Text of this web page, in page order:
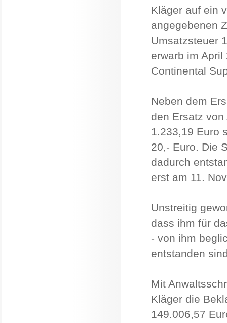
Kläger auf ein
angegebenen
Umsatzsteuer
erwarb im
Continental
Neben dem
den Ersatz
1.233,19 Euro
20,- Euro. Die
dadurch
erst am 11.
Unstreitig
dass ihm für
- von ihm
entstanden
Mit
Kläger die
149.006,57